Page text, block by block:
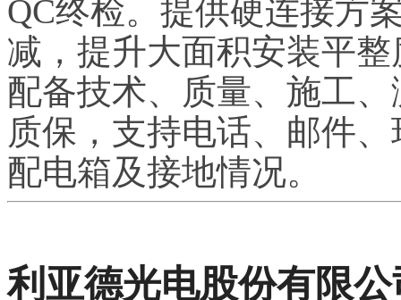
QC终检。提供硬连接方
减，提升大面积安装平
配备技术、质量、施工
质保，支持电话、邮件
配电箱及接地情况。
利亚德光电股份有限公